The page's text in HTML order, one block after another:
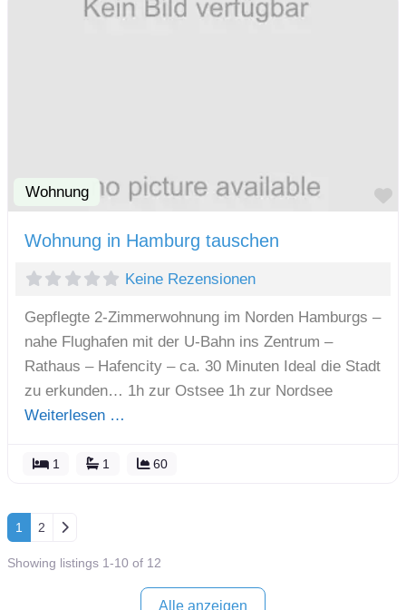
Wohnung
Wohnung in Hamburg tauschen
Keine Rezensionen
Gepflegte 2-Zimmerwohnung im Norden Hamburgs –
nahe Flughafen mit der U-Bahn ins Zentrum –
Rathaus – Hafencity – ca. 30 Minuten Ideal die Stadt
zu erkunden… 1h zur Ostsee 1h zur Nordsee
Weiterlesen …
1 1 60
Posts navigation
1 2 Ältere Beiträge
Showing listings 1-10 of 12
Alle anzeigen